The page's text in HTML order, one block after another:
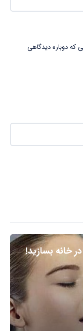
که دوباره دیدگاهی
خانه بسازید!